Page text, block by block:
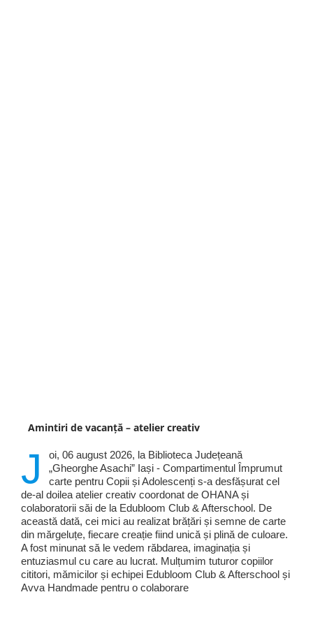
Amintiri de vacanță – atelier creativ
J
oi, 06 august 2026, la Biblioteca Județeană
„Gheorghe Asachi” Iași - Compartimentul Împrumut
carte pentru Copii și Adolescenți s-a desfășurat cel
de-al doilea atelier creativ coordonat de OHANA și
colaboratorii săi de la Edubloom Club & Afterschool. De
această dată, cei mici au realizat brățări și semne de carte
din mărgeluțe, fiecare creație fiind unică și plină de culoare.
A fost minunat să le vedem răbdarea, imaginația și
entuziasmul cu care au lucrat. Mulțumim tuturor copiilor
cititori, mămicilor și echipei Edubloom Club & Afterschool și
Avva Handmade pentru o colaborare